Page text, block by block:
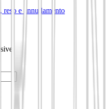
reso e annullamento